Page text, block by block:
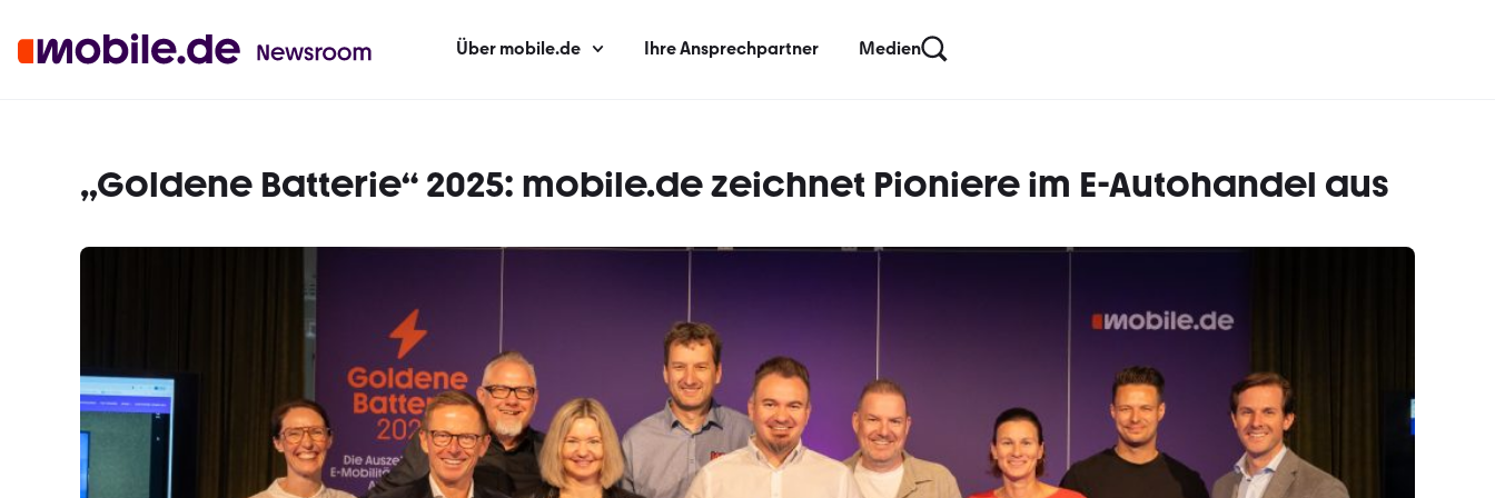
Über mobile.de Ihre Ansprechpartner Medien
„Goldene Batterie“ 2025: mobile.de zeichnet Pioniere im E-Autohandel aus